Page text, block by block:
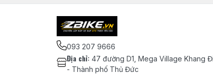
093 207 9666
Địa chỉ: 47 đường D1, Mega Village Khang
- Thành phố Thủ Đức